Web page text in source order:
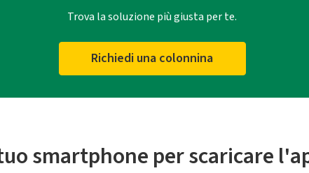
Trova la soluzione più giusta per te.
Richiedi una colonnina
smartphone per scaricare